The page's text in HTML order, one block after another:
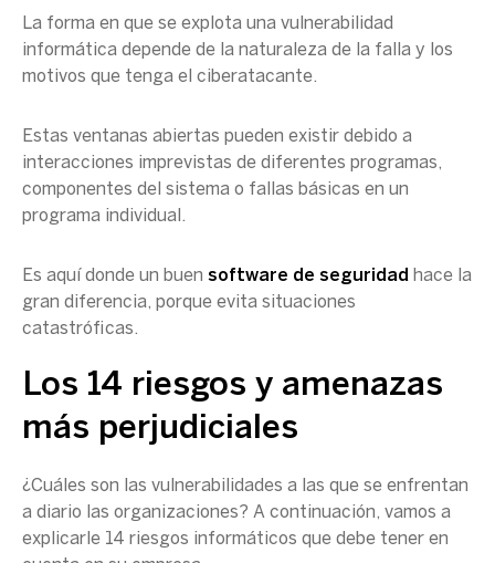
La forma en que se explota una vulnerabilidad
informática depende de la naturaleza de la falla y los
motivos que tenga el ciberatacante.
Estas ventanas abiertas pueden existir debido a
interacciones imprevistas de diferentes programas,
componentes del sistema o fallas básicas en un
programa individual.
Es aquí donde un buen software de seguridad hace la
gran diferencia, porque evita situaciones
catastróficas.
Los 14 riesgos y amenazas
más perjudiciales
¿Cuáles son las vulnerabilidades a las que se enfrentan
a diario las organizaciones? A continuación, vamos a
explicarle 14 riesgos informáticos que debe tener en